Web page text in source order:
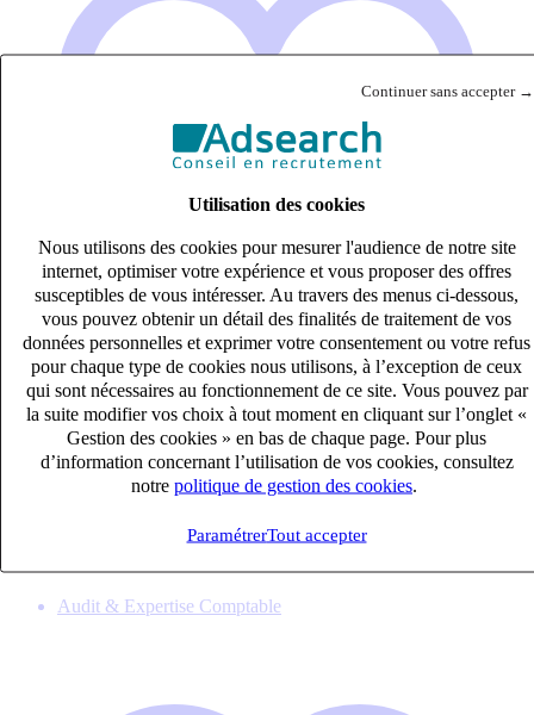
Continuer sans accepter →
Utilisation des cookies
Nous utilisons des cookies pour mesurer l'audience de notre site
internet, optimiser votre expérience et vous proposer des offres
susceptibles de vous intéresser. Au travers des menus ci-dessous,
vous pouvez obtenir un détail des finalités de traitement de vos
données personnelles et exprimer votre consentement ou votre refus
pour chaque type de cookies nous utilisons, à l’exception de ceux
qui sont nécessaires au fonctionnement de ce site. Vous pouvez par
la suite modifier vos choix à tout moment en cliquant sur l’onglet «
Gestion des cookies » en bas de chaque page. Pour plus
d’information concernant l’utilisation de vos cookies, consultez
notre politique de gestion des cookies
ParamétrerTout accepter
Assistant(e)-comptable (H/F)
CDI
Saint-Dizier, Haute-Marne (52100)
Audit & Expertise Comptable